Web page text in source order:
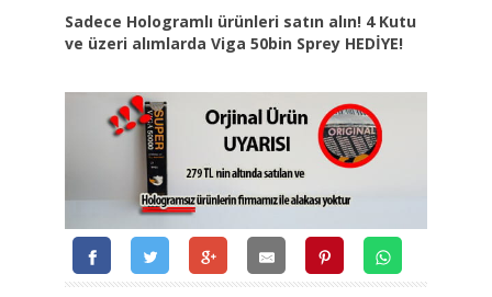
Sadece Hologramlı ürünleri satın alın! 4 Kutu
ve üzeri alımlarda Viga 50bin Sprey HEDİYE!